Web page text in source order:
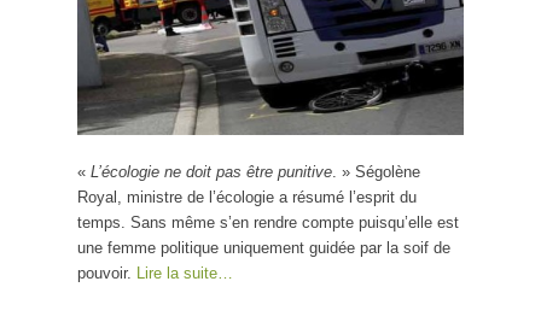
« L’écologie ne doit pas être punitive . » Ségolène
Royal, ministre de l’écologie a résumé l’esprit du
temps. Sans même s’en rendre compte puisqu’elle est
une femme politique uniquement guidée par la soif de
pouvoir.
Lire la suite…